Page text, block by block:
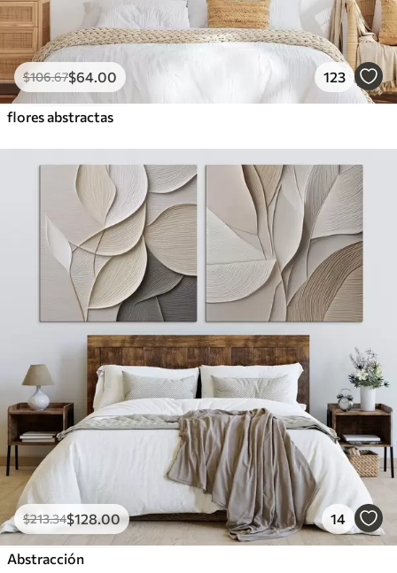
$106.67$64.00 123
flores abstractas
$213.34$128.00 14
Abstracción